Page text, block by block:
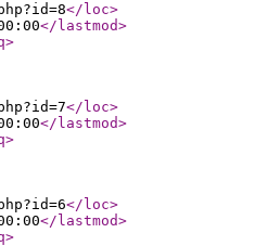
</loc>
</lastmod>
>
</loc>
</lastmod>
>
</loc>
</lastmod>
>